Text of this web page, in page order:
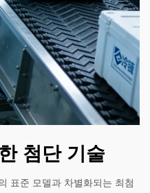
첨단 기술
표준 모델과 차별화되는 최첨